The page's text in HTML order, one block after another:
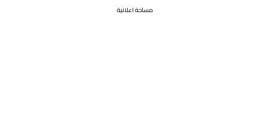
مساحة اعلانية